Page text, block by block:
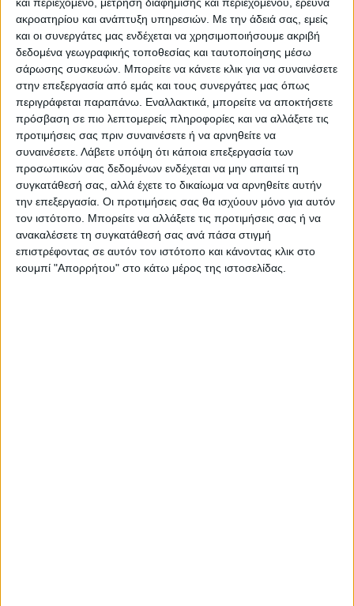
και περιεχόμενο, μέτρηση διαφήμισης και περιεχομένου, έρευνα
ακροατηρίου και ανάπτυξη υπηρεσιών. Με την άδειά σας, εμείς
και οι συνεργάτες μας ενδέχεται να χρησιμοποιήσουμε ακριβή
δεδομένα γεωγραφικής τοποθεσίας και ταυτοποίησης μέσω
σάρωσης συσκευών. Μπορείτε να κάνετε κλικ για να συναινέσετε
στην επεξεργασία από εμάς και τους συνεργάτες μας όπως
περιγράφεται παραπάνω. Εναλλακτικά, μπορείτε να αποκτήσετε
πρόσβαση σε πιο λεπτομερείς πληροφορίες και να αλλάξετε τις
προτιμήσεις σας πριν συναινέσετε ή να αρνηθείτε να
συναινέσετε. Λάβετε υπόψη ότι κάποια επεξεργασία των
προσωπικών σας δεδομένων ενδέχεται να μην απαιτεί τη
συγκατάθεσή σας, αλλά έχετε το δικαίωμα να αρνηθείτε αυτήν
την επεξεργασία. Οι προτιμήσεις σας θα ισχύουν μόνο για αυτόν
τον ιστότοπο. Μπορείτε να αλλάξετε τις προτιμήσεις σας ή να
ανακαλέσετε τη συγκατάθεσή σας ανά πάσα στιγμή
επιστρέφοντας σε αυτόν τον ιστότοπο και κάνοντας κλικ στο
κουμπί "Απορρήτου" στο κάτω μέρος της ιστοσελίδας.
ΝΕΟΣ ΑΓΩΝ
https://neosagon.gr
Η Αρχαιότερη Καθημερινή Πρωινή Εφημερίδα της Καρδίτσας
ΠΑΡΟΜΟΙΑ ΑΡΘΡΑ